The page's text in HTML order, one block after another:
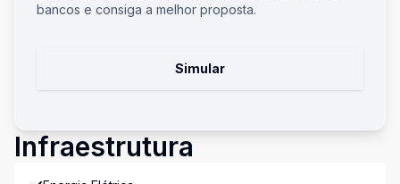
bancos e consiga a melhor proposta.
Simular
Infraestrutura